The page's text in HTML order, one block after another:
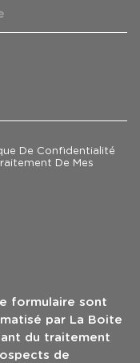
De Confidentialité
De Mes
formulaire sont
par La Boite
du traitement
de